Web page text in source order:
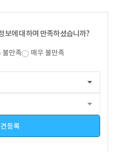
보에 대하여 만족하셨습니까?
불만족 매우 불만족
등록